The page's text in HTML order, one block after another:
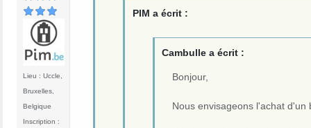
Lieu : Uccle,
Bruxelles,
Belgique
Inscription :
PIM a écrit :
Cambulle a écrit :
Bonjour,
Nous envisageons l'achat